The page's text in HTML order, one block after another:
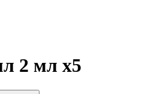
2 мл x5